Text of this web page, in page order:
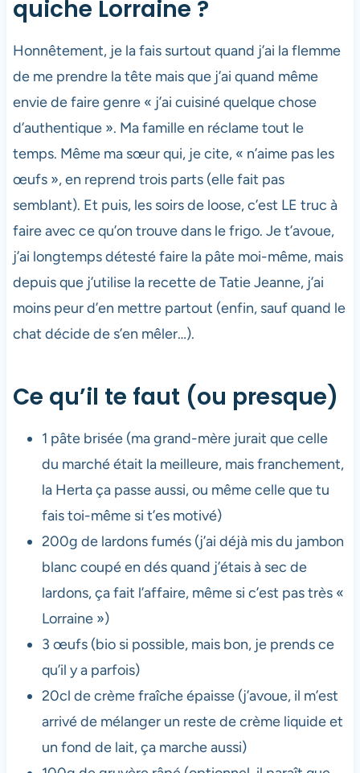
quiche Lorraine ?
Honnêtement, je la fais surtout quand j’ai la flemme
de me prendre la tête mais que j’ai quand même
envie de faire genre « j’ai cuisiné quelque chose
d’authentique ». Ma famille en réclame tout le
temps. Même ma sœur qui, je cite, « n’aime pas les
œufs », en reprend trois parts (elle fait pas
semblant). Et puis, les soirs de loose, c’est LE truc à
faire avec ce qu’on trouve dans le frigo. Je t’avoue,
j’ai longtemps détesté faire la pâte moi-même, mais
depuis que j’utilise la recette de Tatie Jeanne, j’ai
moins peur d’en mettre partout (enfin, sauf quand le
chat décide de s’en mêler…).
Ce qu’il te faut (ou presque)
1 pâte brisée (ma grand-mère jurait que celle
du marché était la meilleure, mais franchement,
la Herta ça passe aussi, ou même celle que tu
fais toi-même si t’es motivé)
200g de lardons fumés (j’ai déjà mis du jambon
blanc coupé en dés quand j’étais à sec de
lardons, ça fait l’affaire, même si c’est pas très «
Lorraine »)
3 œufs (bio si possible, mais bon, je prends ce
qu’il y a parfois)
20cl de crème fraîche épaisse (j’avoue, il m’est
arrivé de mélanger un reste de crème liquide et
un fond de lait, ça marche aussi)